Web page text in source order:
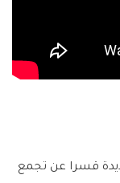
نزحت 30 عائلة جديدة قسرا عن تجمع